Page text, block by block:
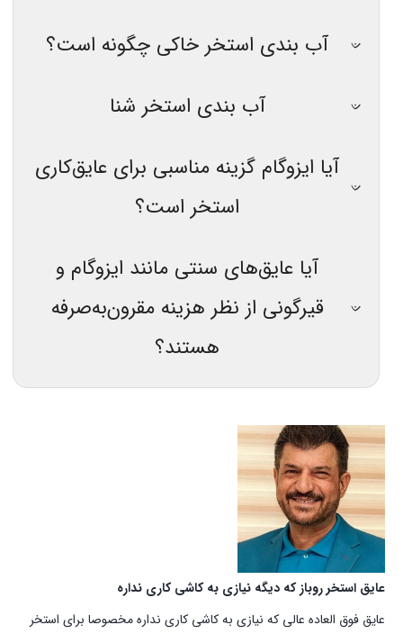
آب بندی استخر خاکی چگونه است؟
آب بندی استخر شنا
آیا ایزوگام گزینه مناسبی برای عایق‌کاری
استخر است؟
آیا عایق‌های سنتی مانند ایزوگام و
قیرگونی از نظر هزینه مقرون‌به‌صرفه
هستند؟
عایق استخر روباز که دیگه نیازی به کاشی کاری نداره
عایق فوق العاده عالی که نیازی به کاشی کاری نداره مخصوصا برای استخر